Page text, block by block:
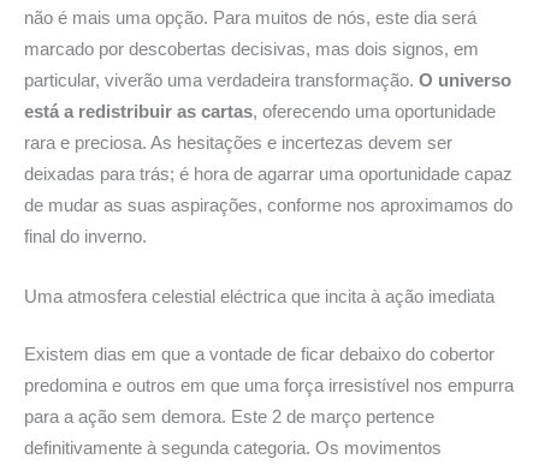
não é mais uma opção. Para muitos de nós, este dia será
marcado por descobertas decisivas, mas dois signos, em
particular, viverão uma verdadeira transformação. O universo
está a redistribuir as cartas, oferecendo uma oportunidade
rara e preciosa. As hesitações e incertezas devem ser
deixadas para trás; é hora de agarrar uma oportunidade capaz
de mudar as suas aspirações, conforme nos aproximamos do
final do inverno.
Uma atmosfera celestial eléctrica que incita à ação imediata
Existem dias em que a vontade de ficar debaixo do cobertor
predomina e outros em que uma força irresistível nos empurra
para a ação sem demora. Este 2 de março pertence
definitivamente à segunda categoria. Os movimentos